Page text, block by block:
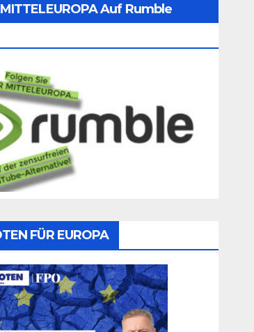
MITTELEUROPA Auf Rumble
FÜR EUROPA